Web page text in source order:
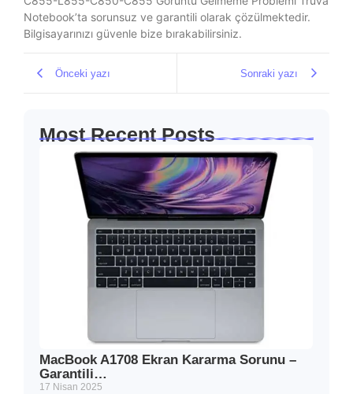
Notebook’ta sorunsuz ve garantili olarak çözülmektedir.
Bilgisayarınızı güvenle bize bırakabilirsiniz.
Önceki yazı Sonraki yazı
Most Recent Posts
MacBook A1708 Ekran Kararma Sorunu –
Garantili…
17 Nisan 2025